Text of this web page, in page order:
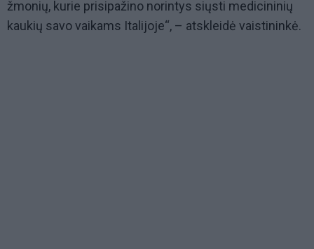
žmonių, kurie prisipažino norintys siųsti medicininių
kaukių savo vaikams Italijoje“, – atskleidė vaistininkė.